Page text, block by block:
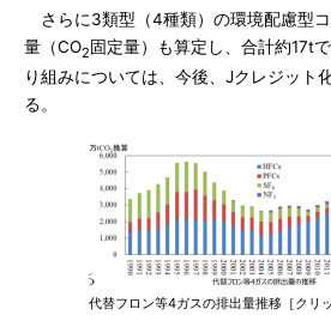
さらに3類型（4種類）の環境配慮型
量（CO2固定量）も算定し、合計約17t
り組みについては、今後、Jクレジット
る。
代替フロン等4ガスの排出量推移［クリ